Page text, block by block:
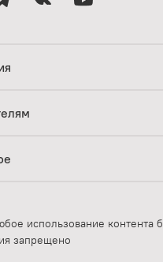
использование контента
запрещено